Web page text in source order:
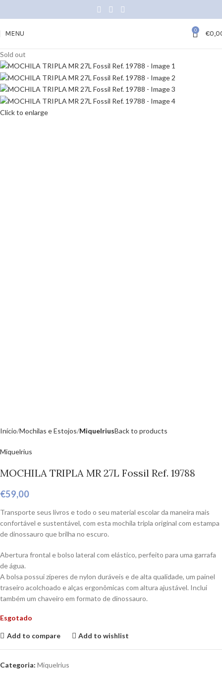
MENU 0 €
Sold out
Click to enlarge
Início Mochilas e Estojos MiquelriusBack to products
Miquelrius
MOCHILA TRIPLA MR 27L Fossil Ref. 19788
€59,00
Transporte seus livros e todo o seu material escolar da maneira mais
confortável e sustentável, com esta mochila tripla original com estampa
de dinossauro que brilha no escuro.
Abertura frontal e bolso lateral com elástico, perfeito para uma garrafa
de água.
A bolsa possui zíperes de nylon duráveis ​​e de alta qualidade, um painel
traseiro acolchoado e alças ergonômicas com altura ajustável. Inclui
também um chaveiro em formato de dinossauro.
Esgotado
Add to compare Add to wishlist
Categoria: Miquelrius